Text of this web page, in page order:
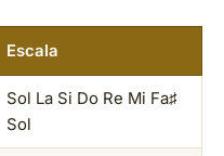
Escala
Sol La Si Do Re Mi Fa♯
Sol